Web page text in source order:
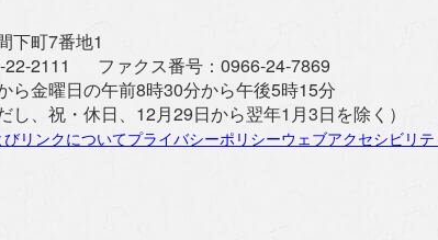
下町7番地1
2111 ファクス番号： 0966-24-7869
ら金曜日の午前8時30分から午後5時15分
だし、祝・休日、12月29日から翌年1月3日を除く）
リンクについてプライバシーポリシーウェブアクセシビリテ